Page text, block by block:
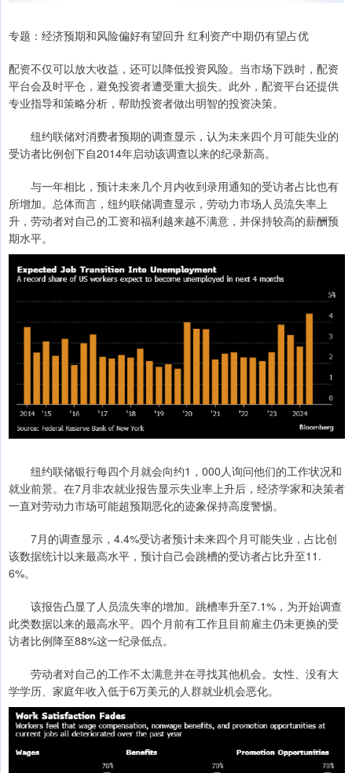
专题：经济预期和风险偏好有望回升 红利资产中期仍有望占优
配资不仅可以放大收益，还可以降低投资风险。当市场下跌时，配资
平台会及时平仓，避免投资者遭受重大损失。此外，配资平台还提供
专业指导和策略分析，帮助投资者做出明智的投资决策。
纽约联储对消费者预期的调查显示，认为未来四个月可能失业的
受访者比例创下自2014年启动该调查以来的纪录新高。
与一年相比，预计未来几个月内收到录用通知的受访者占比也有
所增加。总体而言，纽约联储调查显示，劳动力市场人员流失率上
升，劳动者对自己的工资和福利越来越不满意，并保持较高的薪酬预
期水平。
纽约联储银行每四个月就会向约1，000人询问他们的工作状况和
就业前景。在7月非农就业报告显示失业率上升后，经济学家和决策者
一直对劳动力市场可能超预期恶化的迹象保持高度警惕。
7月的调查显示，4.4%受访者预计未来四个月可能失业，占比创
该数据统计以来最高水平，预计自己会跳槽的受访者占比升至11.
6%。
该报告凸显了人员流失率的增加。跳槽率升至7.1%，为开始调查
此类数据以来的最高水平。四个月前有工作且目前雇主仍未更换的受
访者比例降至88%这一纪录低点。
劳动者对自己的工作不太满意并在寻找其他机会。女性、没有大
学学历、家庭年收入低于6万美元的人群就业机会恶化。